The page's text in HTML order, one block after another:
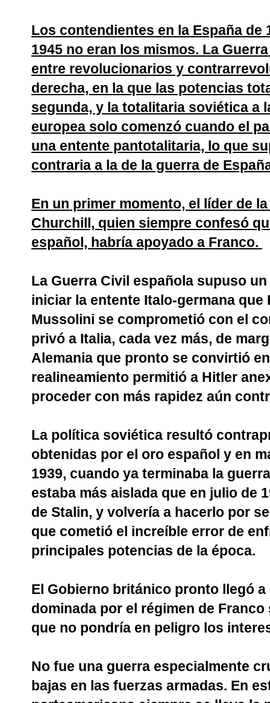
Los contendientes en la España de
1945 no eran los mismos. La
entre revolucionarios y
derecha, en la que las potencias
segunda, y la totalitaria soviética a
europea solo comenzó cuando el
una entente pantotalitaria, lo que
contraria a la de la guerra de
En un primer momento, el líder de
Churchill, quien siempre confesó
español, habría apoyado a Franco.
La Guerra Civil española supuso
iniciar la entente Italo-germana
Mussolini se comprometió con el
privó a Italia, cada vez más, de
Alemania que pronto se convirtió
realineamiento permitió a Hitler
proceder con más rapidez aún
La política soviética resultó
obtenidas por el oro español y en
1939, cuando ya terminaba la
estaba más aislada que en julio de
de Stalin, y volvería a hacerlo por
que cometió el increíble error de
principales potencias de la época.
El Gobierno británico pronto llegó
dominada por el régimen de
que no pondría en peligro los
No fue una guerra especialmente
bajas en las fuerzas armadas. En